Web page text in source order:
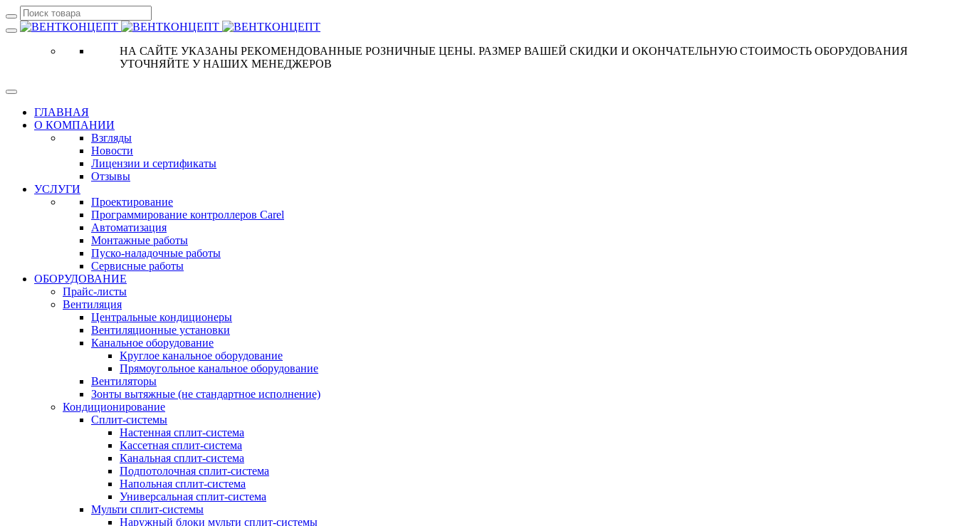
НА САЙТЕ УКАЗАНЫ РЕКОМЕНДОВАННЫЕ РОЗНИЧНЫЕ ЦЕНЫ. РАЗМЕР ВАШЕЙ СКИДКИ И ОКОНЧАТЕЛЬНУЮ СТОИМОСТЬ ОБОРУДОВАНИЯ
УТОЧНЯЙТЕ У НАШИХ МЕНЕДЖЕРОВ
ГЛАВНАЯ
О КОМПАНИИ
Взгляды
Новости
Лицензии и сертификаты
Отзывы
УСЛУГИ
Проектирование
Программирование контроллеров Carel
Автоматизация
Монтажные работы
Пуско-наладочные работы
Сервисные работы
ОБОРУДОВАНИЕ
Прайс-листы
Вентиляция
Центральные кондиционеры
Вентиляционные установки
Канальное оборудование
Круглое канальное оборудование
Прямоугольное канальное оборудование
Вентиляторы
Зонты вытяжные (не стандартное исполнение)
Кондиционирование
Сплит-системы
Настенная сплит-система
Кассетная сплит-система
Канальная сплит-система
Подпотолочная сплит-система
Напольная сплит-система
Универсальная сплит-система
Мульти сплит-системы
Наружный блоки мульти сплит-системы